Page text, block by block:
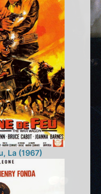
La (1967)